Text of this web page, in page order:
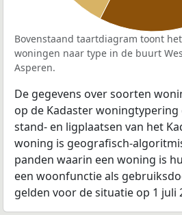
Bovenstaand taartdiagram toont
woningen naar type in de buurt
Asperen.
De gegevens over soorten
op de Kadaster woningtypering
stand- en ligplaatsen van het
woning is geografisch-
panden waarin een woning is
een woonfunctie als
gelden voor de situatie op 1 juli